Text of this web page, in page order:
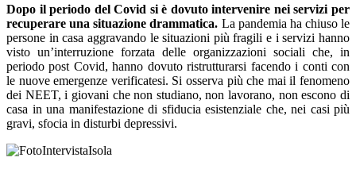
Dopo il periodo del Covid si è dovuto intervenire nei servizi per
recuperare una situazione drammatica. La pandemia ha chiuso le
persone in casa aggravando le situazioni più fragili e i servizi hanno
visto un’interruzione forzata delle organizzazioni sociali che, in
periodo post Covid, hanno dovuto ristrutturarsi facendo i conti con
le nuove emergenze verificatesi. Si osserva più che mai il fenomeno
dei NEET, i giovani che non studiano, non lavorano, non escono di
casa in una manifestazione di sfiducia esistenziale che, nei casi più
gravi, sfocia in disturbi depressivi.